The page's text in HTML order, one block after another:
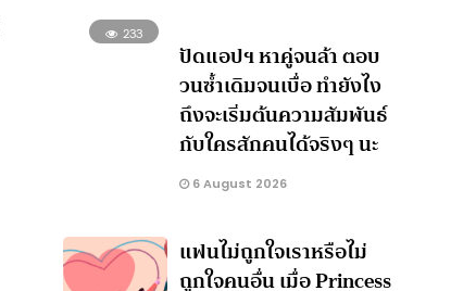
233
ปัดแอปฯ หาคู่จนล้า ตอบ
วนซ้ำเดิมจนเบื่อ ทำยังไง
ถึงจะเริ่มต้นความสัมพันธ์
กับใครสักคนได้จริงๆ นะ
6 August 2026
แฟนไม่ถูกใจเราหรือไม่
ถูกใจคนอื่น เมื่อ Princess